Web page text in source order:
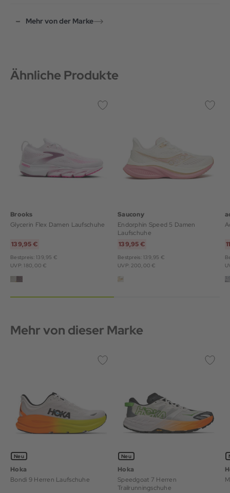
Mehr von der Marke
Ähnliche Produkte
Brooks
Glycerin Flex Damen Laufschuhe
139,95 €
Bestpreis: 139,95 €
UVP: 180,00 €
Saucony
Endorphin Speed 5 Damen
Laufschuhe
139,95 €
Bestpreis: 139,95 €
UVP: 200,00 €
Mehr von dieser Marke
Neu
Hoka
Bondi 9 Herren Laufschuhe
Neu
Hoka
Speedgoat 7 Herren
Trailrunningschuhe